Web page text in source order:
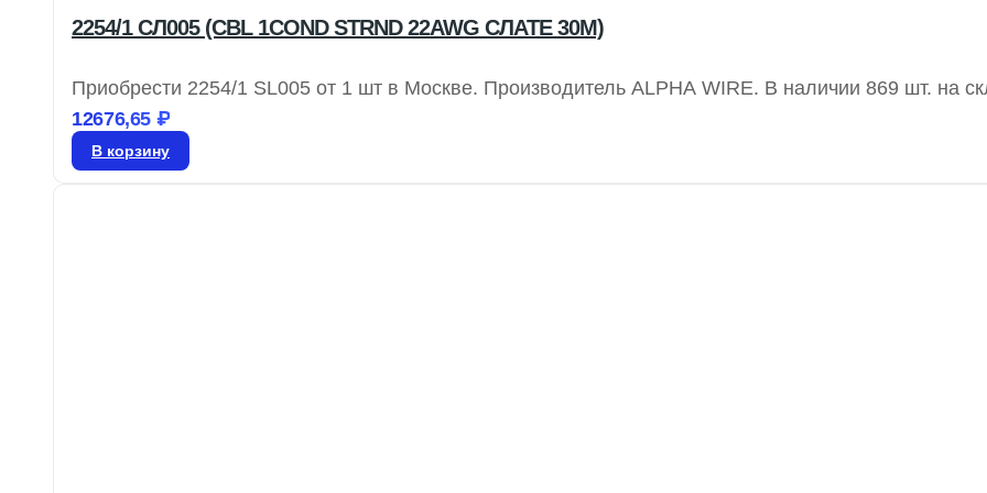
2254/1 СЛ005 (CBL 1COND STRND 22AWG СЛАТЕ 30М)
Приобрести 2254/1 SL005 от 1 шт в Москве. Производитель ALPHA WIRE. В наличии 869 шт. на
12676,65 ₽
В корзину